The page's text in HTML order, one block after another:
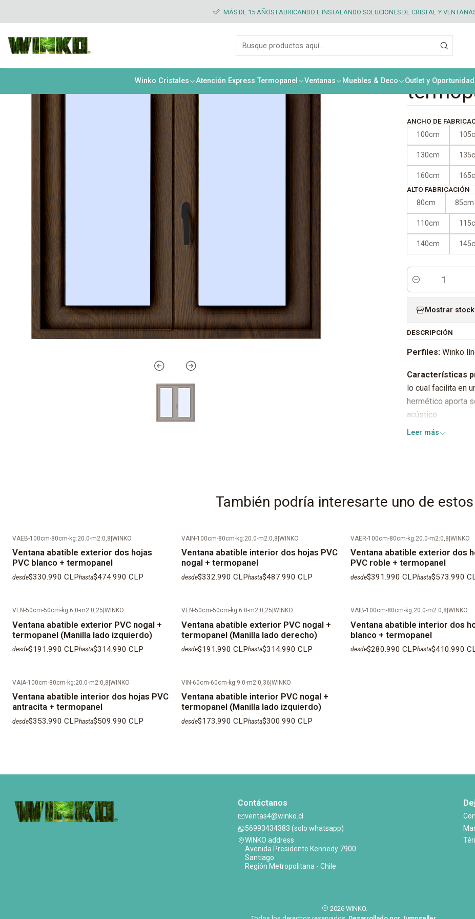
Winko Cristales Atención Express Termopanel Ventanas Muebles & Deco Outlet y
MÁS DE 15 AÑOS FABRICANDO E INSTALANDO SOLUCIONES DE CRISTAL Y
Ventana abatible exterior dos hojas PVC nogal + termopanel
|
hojas
ANCHO DE
100cm
130cm
160cm
ALTO FABRICACIÓN
80cm 85cm
110cm
140cm
Cantidad
Mostrar
DESCRIPCIÓN
Perfiles: Winko
Características
lo cual facilita en
hermético aporta
acústico.
Herrajes:GU/
Color del
Color de las
KIT de instalaci ó
corresponde).
IMPORTANTE:
despacho son de
Leer más
También podría interesarte uno de estos
VAEB-100cm-80cm-kg:20.0-m2:0,8 WINKO
Ventana abatible exterior dos hojas
PVC blanco + termopanel
desde$330.990 CLPhasta$474.990 CLP
VAIN-100cm-80cm-kg:20.0-m2:0,8 WINKO
Ventana abatible interior dos hojas PVC
nogal + termopanel
desde$332.990 CLPhasta$487.990 CLP
VAER-100cm-80cm-kg:20.0-m2:0,8 WINKO
Ventana abatible exterior dos
PVC roble + termopanel
desde$391.990 CLPhasta$573.990
VEN-50cm-50cm-kg:6.0-m2:0,25 WINKO
Ventana abatible exterior PVC nogal +
termopanel (Manilla lado izquierdo)
desde$191.990 CLPhasta$314.990 CLP
VEN-50cm-50cm-kg:6.0-m2:0,25 WINKO
Ventana abatible exterior PVC nogal +
termopanel (Manilla lado derecho)
desde$191.990 CLPhasta$314.990 CLP
VAIB-100cm-80cm-kg:20.0-m2:0,8 WINKO
Ventana abatible interior dos
blanco + termopanel
desde$280.990 CLPhasta$410.990
VAIA-100cm-80cm-kg:20.0-m2:0,8|WINKO
Ventana abatible interior dos hojas PVC
antracita + termopanel
desde$353.990 CLPhasta$509.990 CLP
VIN-60cm-60cm-kg:9.0-m2:0,36|WINKO
Ventana abatible interior PVC nogal +
termopanel (Manilla lado izquierdo)
desde$173.990 CLPhasta$300.990 CLP
Contáctanos
ventas4@winko.cl
56993434383 (solo whatsapp)
WINKO address
Avenida Presidente Kennedy 7900
Santiago
Región Metropolitana - Chile
2026 WINKO.